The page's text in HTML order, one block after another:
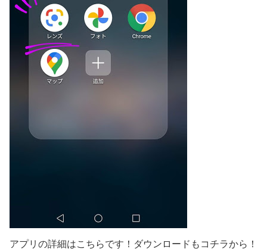
アプリの詳細はこちらです！ダウンロードもコチラから！